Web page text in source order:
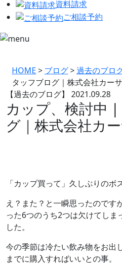
資料請求
ご相談予約
HOME > ブログ>過去のブロ
タッフブログ｜株式会社カーサ
【過去のブログ】 2021.09.28
カップ、検討中
グ｜株式会社カ
「カップ買って」久しぶりのボ
え？また？と一瞬思ったのです
った6つのうち2つは欠けてしま
した。
今の季節は冷たい飲み物をお出
までに購入すればいいとの事。